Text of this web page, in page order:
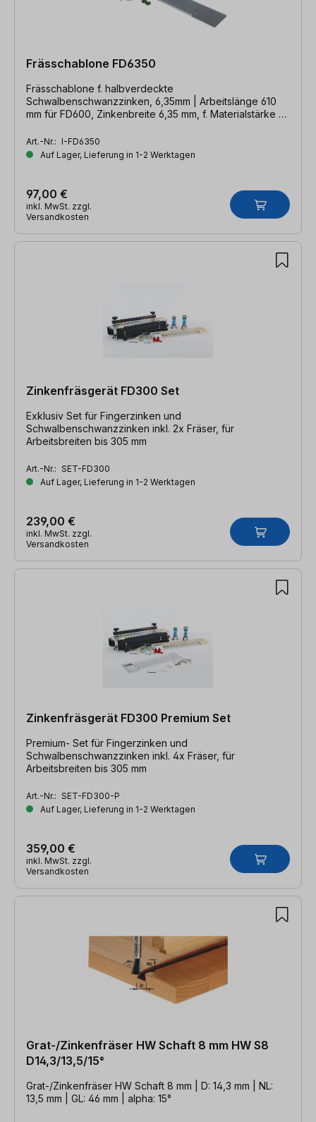
Frässchablone FD6350
Frässchablone f. halbverdeckte
Schwalbenschwanzzinken, 6,35mm | Arbeitslänge 610
mm für FD600, Zinkenbreite 6,35 mm, f. Materialstärke 8-
Art.-Nr.: I-FD6350
Auf Lager, Lieferung in 1-2 Werktagen
97,00 €
inkl. MwSt. zzgl.
Versandkosten
Zinkenfräsgerät FD300 Set
Exklusiv Set für Fingerzinken und
Schwalbenschwanzzinken inkl. 2x Fräser, für
Arbeitsbreiten bis 305 mm
Art.-Nr.: SET-FD300
Auf Lager, Lieferung in 1-2 Werktagen
239,00 €
inkl. MwSt. zzgl.
Versandkosten
Zinkenfräsgerät FD300 Premium Set
Premium- Set für Fingerzinken und
Schwalbenschwanzzinken inkl. 4x Fräser, für
Arbeitsbreiten bis 305 mm
Art.-Nr.: SET-FD300-P
Auf Lager, Lieferung in 1-2 Werktagen
359,00 €
inkl. MwSt. zzgl.
Versandkosten
Grat-/Zinkenfräser HW Schaft 8 mm HW S8
D14,3/13,5/15°
Grat-/Zinkenfräser HW Schaft 8 mm | D: 14,3 mm | NL:
13,5 mm | GL: 46 mm | alpha: 15°